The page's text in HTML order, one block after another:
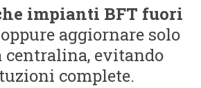
impianti BFT fuori
oppure aggiornare solo
centralina, evitando
complete.